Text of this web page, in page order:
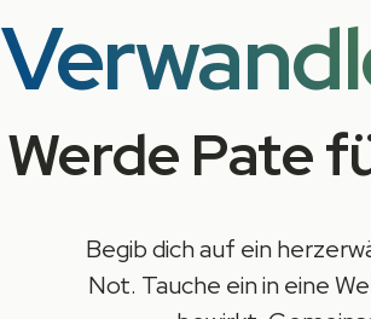
Werde Pate
Begib dich auf ein
Not. Tauche ein in eine